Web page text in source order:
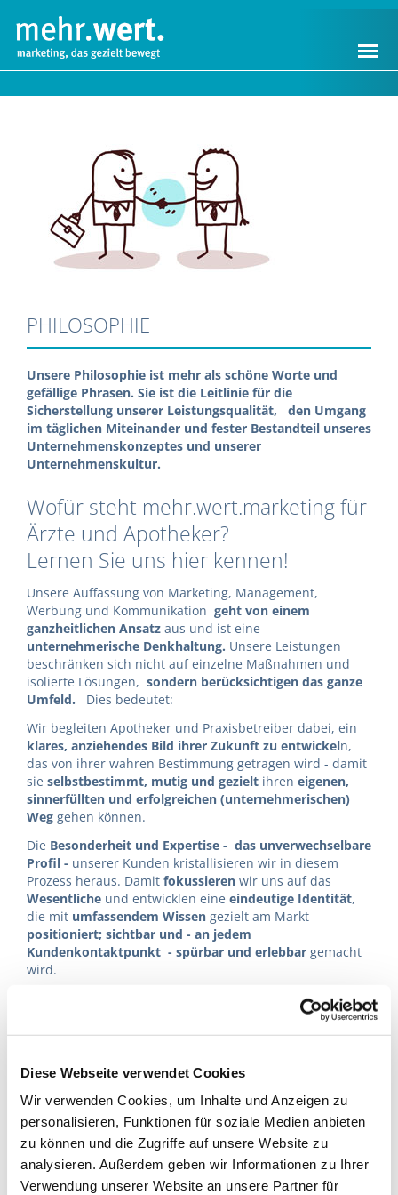
Diese Webseite verwendet Cookies
Wir verwenden Cookies, um Inhalte und Anzeigen zu
personalisieren, Funktionen für soziale Medien anbieten
zu können und die Zugriffe auf unsere Website zu
analysieren. Außerdem geben wir Informationen zu Ihrer
Verwendung unserer Website an unsere Partner für
überspringen
PHILOSOPHIE
Unsere Philosophie ist mehr als schöne Worte und
gefällige Phrasen. Sie ist die Leitlinie für die
Sicherstellung unserer Leistungsqualität, den Umgang
im täglichen Miteinander und fester Bestandteil unseres
Unternehmenskonzeptes und unserer
Unternehmenskultur.
Wofür steht mehr.wert.marketing für
Ärzte und Apotheker?
Lernen Sie uns hier kennen!
Unsere Auffassung von Marketing, Management,
Werbung und Kommunikation geht von einem
ganzheitlichen Ansatz aus und ist eine
unternehmerische Denkhaltung. Unsere Leistungen
beschränken sich nicht auf einzelne Maßnahmen und
isolierte Lösungen, sondern berücksichtigen das ganze
Umfeld. Dies bedeutet:
Wir begleiten Apotheker und Praxisbetreiber dabei, ein
klares, anziehendes Bild ihrer Zukunft zu entwickeln,
das von ihrer wahren Bestimmung getragen wird - damit
sie selbstbestimmt, mutig und gezielt ihren eigenen,
sinnerfüllten und erfolgreichen (unternehmerischen)
Weg gehen können.
Die Besonderheit und Expertise - das unverwechselbare
Profil - unserer Kunden kristallisieren wir in diesem
Prozess heraus. Damit fokussieren wir uns auf das
Wesentliche und entwicklen eine eindeutige Identität,
die mit umfassendem Wissen gezielt am Markt
positioniert; sichtbar und - an jedem
Kundenkontaktpunkt - spürbar und erlebbar gemacht
wird.
Wir geben unseren Kunden Inspiration und Mut einen
Wir begleiten unsere Kunden dabei, eingefahrene -
oftmals freudlose - Wege zu verlassen und eine neue
Richtungin eine erfolgreiche Zukunft einzuschlagen.
Inspiration ist der Schlüssel für energievolles und
sinnerfülltes Tun;
Ursprung und Auslöser für Mitarbeiter- und Kunden-